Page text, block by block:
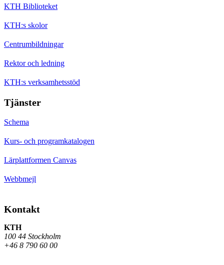
KTH Biblioteket
KTH:s skolor
Centrumbildningar
Rektor och ledning
KTH:s verksamhetsstöd
Tjänster
Schema
Kurs- och programkatalogen
Lärplattformen Canvas
Webbmejl
Kontakt
KTH
100 44 Stockholm
+46 8 790 60 00